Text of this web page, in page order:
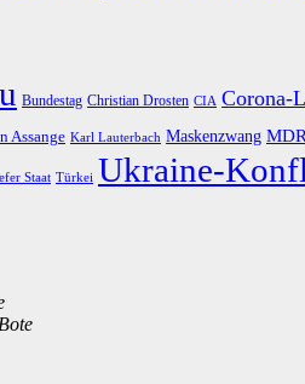
Bundestag Christian Drosten CIA Corona-
Assange Karl Lauterbach Maskenzwang MDR
Staat Türkei Ukraine-